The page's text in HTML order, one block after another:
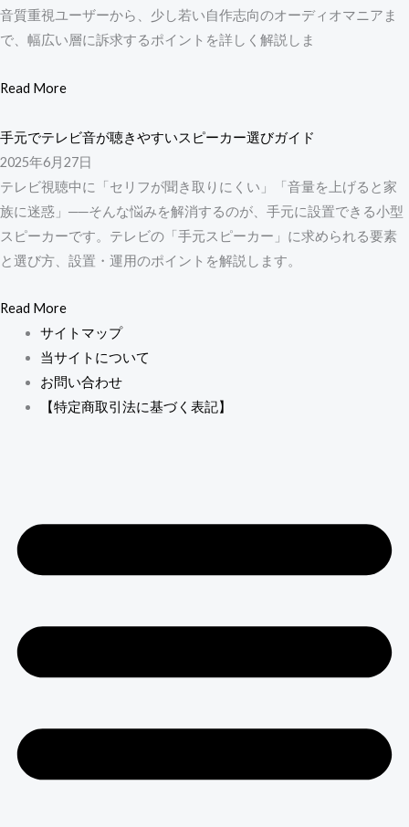
音質重視ユーザーから、少し若い自作志向のオーディオマニアま
で、幅広い層に訴求するポイントを詳しく解説しま
Read More
手元でテレビ音が聴きやすいスピーカー選びガイド
2025年6月27日
テレビ視聴中に「セリフが聞き取りにくい」「音量を上げると家
族に迷惑」──そんな悩みを解消するのが、手元に設置できる小型
スピーカーです。テレビの「手元スピーカー」に求められる要素
と選び方、設置・運用のポイントを解説します。
Read More
サイトマップ
当サイトについて
お問い合わせ
【特定商取引法に基づく表記】